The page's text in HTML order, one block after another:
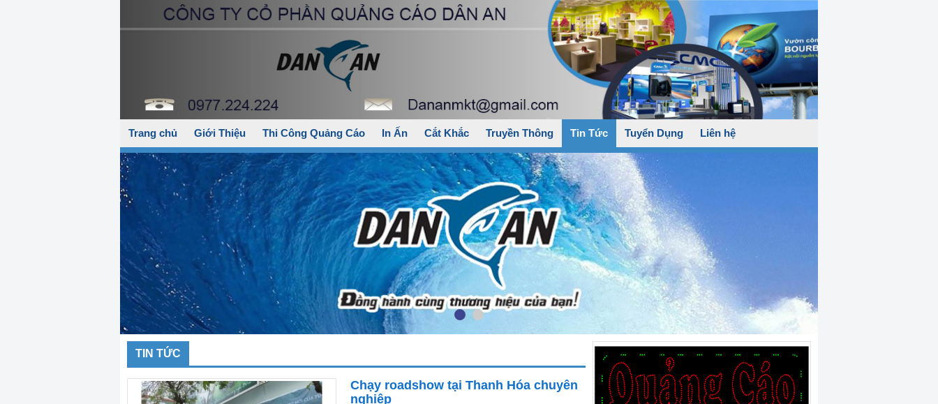
Trang chủ Giới Thiệu Thi Công Quảng Cáo In Ấn Cắt Khắc Truyền Thông Tin Tức Tuyển Dụng Liên hệ
TIN TỨC
Chạy roadshow tại Thanh Hóa chuyên
nghiệp